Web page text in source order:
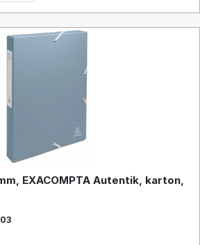
EXACOMPTA Autentik, karton,